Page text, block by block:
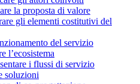
la proposta di valore
gli elementi costitutivi del
del servizio
l’ecosistema
i flussi di servizio
soluzioni